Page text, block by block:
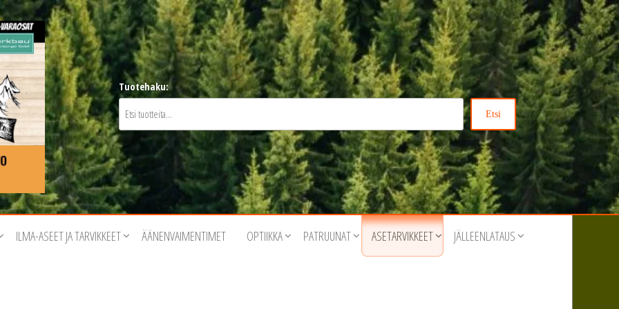
Tuotehaku:
Etsi
ILMA-ASEET JA TARVIKKEET ÄÄNENVAIMENTIMET OPTIIKKA PATRUUNAT ASETARVIKKEET JÄLLEENLATAUS